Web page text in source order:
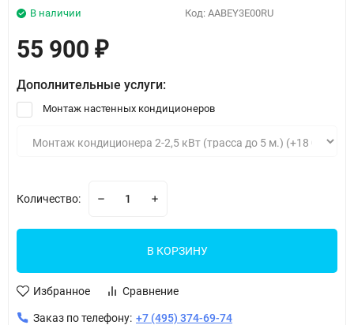
Код: AABEY3E00RU
В наличии
55 900 ₽
Дополнительные услуги:
Монтаж настенных кондиционеров
Количество:
В КОРЗИНУ
Избранное Сравнение
Заказ по телефону: +7 (495) 374-69-74